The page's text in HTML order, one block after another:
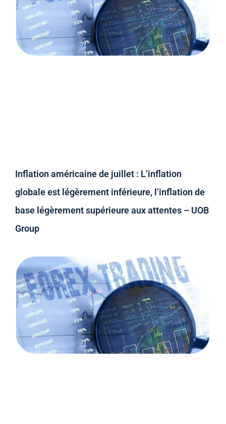
Inflation américaine de juillet : L’inflation
globale est légèrement inférieure, l’inflation de
base légèrement supérieure aux attentes – UOB
Group